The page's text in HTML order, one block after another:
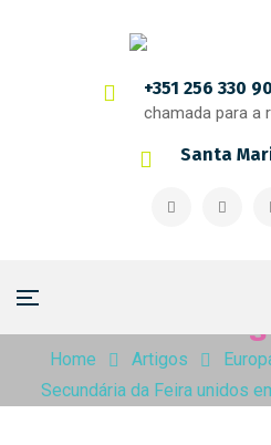
+351 256 330
chamada para a
Santa
Home Artigos
Secundária da Feira unidos